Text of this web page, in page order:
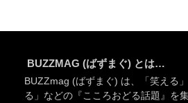
BUZZMAG (ばずまぐ) とは…
BUZZmag (ばずまぐ) は、「笑える
る」などの『こころおどる話題』を